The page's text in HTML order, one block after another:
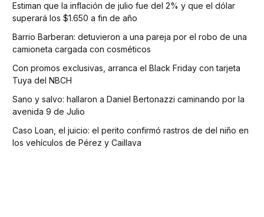
Estiman que la inflación de julio fue del 2% y que el dólar
superará los $1.650 a fin de año
Barrio Barberan: detuvieron a una pareja por el robo de una
camioneta cargada con cosméticos
Con promos exclusivas, arranca el Black Friday con tarjeta
Tuya del NBCH
Sano y salvo: hallaron a Daniel Bertonazzi caminando por la
avenida 9 de Julio
Caso Loan, el juicio: el perito confirmó rastros de del niño en
los vehículos de Pérez y Caillava